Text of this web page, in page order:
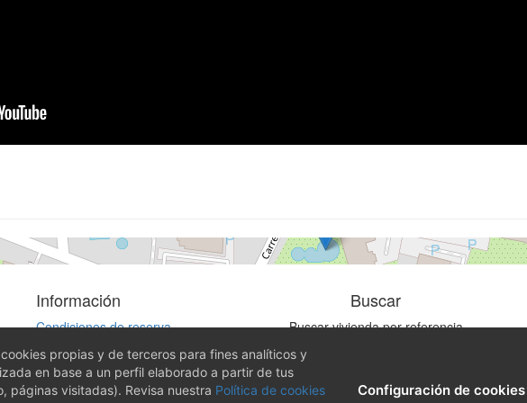
Información
Condiciones de reserva
Política de privacidad
Aviso Legal - LSSI - LOPD
Política de cookies
Buscar
Buscar vivienda por referencia
cookies propias y de terceros para fines analíticos y
en base a un perfil elaborado a partir de tus
páginas visitadas). Revisa nuestra Política de cookies
Configuración de cookies